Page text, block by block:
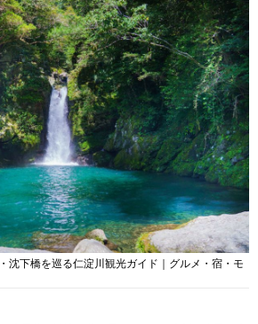
沈下橋を巡る仁淀川観光ガイド｜グルメ・宿・モ